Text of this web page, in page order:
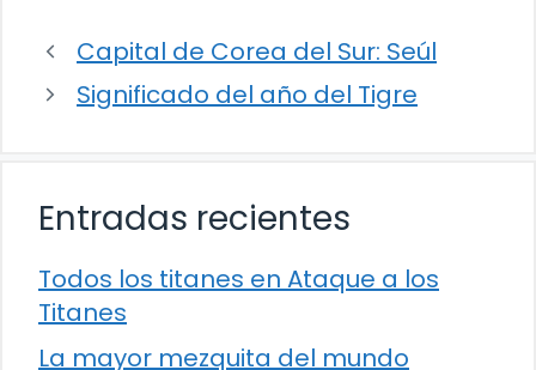
Capital de Corea del Sur: Seúl
Significado del año del Tigre
Entradas recientes
Todos los titanes en Ataque a los
Titanes
La mayor mezquita del mundo